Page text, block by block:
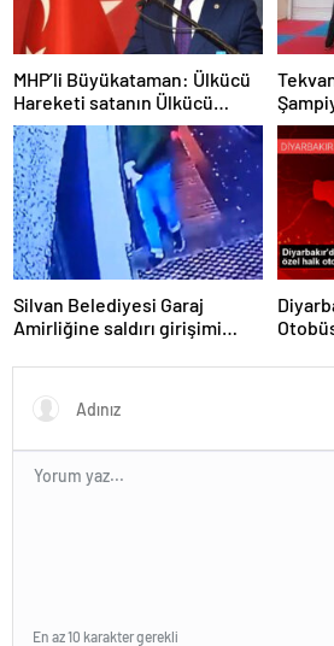
MHP’li Büyükataman: Ülkücü
Hareketi satanın Ülkücü
sıfatını kullanmaya hakkı yok
Silvan Belediyesi Garaj
Amirliğine saldırı girişimi
En az 10 karakter gerekli